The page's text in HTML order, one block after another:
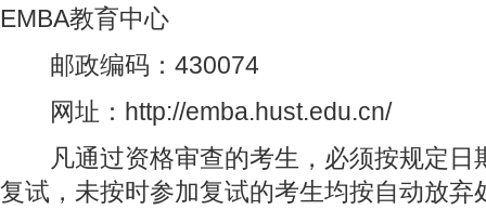
EMBA教育中心
邮政编码：430074
网址：http://emba.hust.edu.cn/
凡通过资格审查的考生，必须按规定日
复试，未按时参加复试的考生均按自动放弃